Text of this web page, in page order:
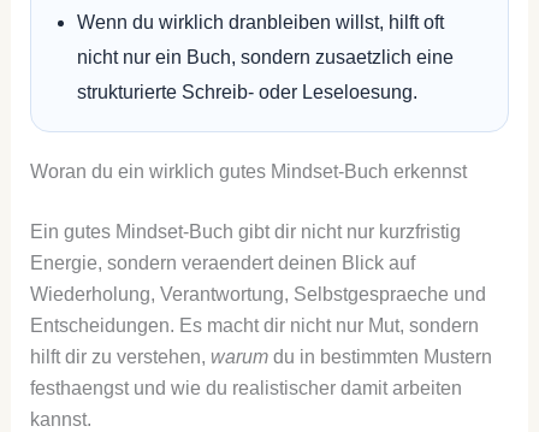
Wenn du wirklich dranbleiben willst, hilft oft
nicht nur ein Buch, sondern zusaetzlich eine
strukturierte Schreib- oder Leseloesung.
Woran du ein wirklich gutes Mindset-Buch erkennst
Ein gutes Mindset-Buch gibt dir nicht nur kurzfristig
Energie, sondern veraendert deinen Blick auf
Wiederholung, Verantwortung, Selbstgespraeche und
Entscheidungen. Es macht dir nicht nur Mut, sondern
hilft dir zu verstehen, warumdu in bestimmten Mustern
festhaengst und wie du realistischer damit arbeiten
kannst.